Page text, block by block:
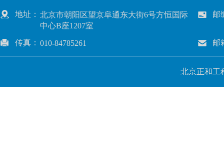
地址： 北京市朝阳区望京阜通东大街6号方恒国际
中心B座1207室
邮
传真： 010-84785261 邮
北京正和工